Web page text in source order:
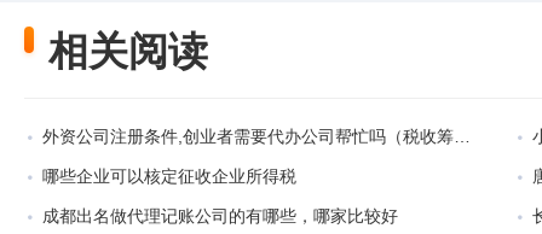
相关阅读
外资公司注册条件,创业者需要代办公司帮忙吗（税收筹划发展历程简述）
哪些企业可以核定征收企业所得税
成都出名做代理记账公司的有哪些，哪家比较好